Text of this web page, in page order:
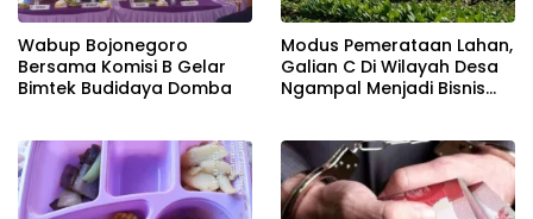
Wabup Bojonegoro
Bersama Komisi B Gelar
Bimtek Budidaya Domba
Modus Pemerataan Lahan,
Galian C Di Wilayah Desa
Ngampal Menjadi Bisnis